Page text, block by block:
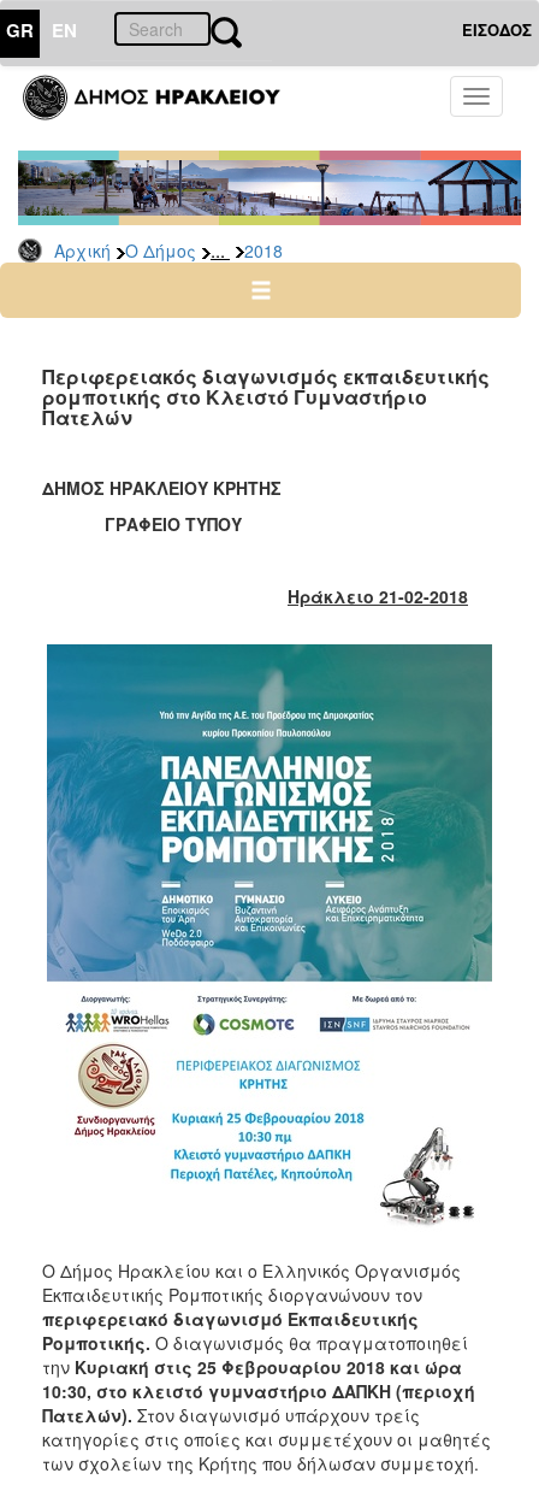
GR EN ΕΙΣΟΔΟΣ
Toggle
Αρχική Ο Δήμος ... 2018
ΔΗΜΟΣ
Δελτία
Τύπου
Αρχείο
2026
2024
2022
2015
2012
2011
2006
ΤΟΠΟΣ
ΠΟΛΙΤΙΣΜΟΣ
ΑΝΘΕΚΤΙΚΗ
Περιφερειακός διαγωνισμός εκπαιδευτικής
ρομποτικής στο Κλειστό Γυμναστήριο
Πατελών
ΔΗΜΟΣ ΗΡΑΚΛΕΙΟΥ ΚΡΗΤΗΣ
ΓΡΑΦΕΙΟ ΤΥΠΟΥ
Ηράκλειο 21-02-2018
Ο Δήμος Ηρακλείου και ο Ελληνικός Οργανισμός
Εκπαιδευτικής Ρομποτικής διοργανώνουν τον
περιφερειακό διαγωνισμό Εκπαιδευτικής
Ρομποτικής. Ο διαγωνισμός θα πραγματοποιηθεί
την Κυριακή στις 25 Φεβρουαρίου 2018 και ώρα
10:30, στο κλειστό γυμναστήριο ΔΑΠΚΗ (περιοχή
Πατελών). Στον διαγωνισμό υπάρχουν τρείς
κατηγορίες στις οποίες και συμμετέχουν οι μαθητές
των σχολείων της Κρήτης που δήλωσαν συμμετοχή.